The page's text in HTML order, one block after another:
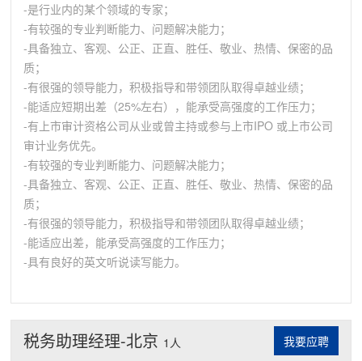
-是行业内的某个领域的专家；
-有较强的专业判断能力、问题解决能力；
-具备独立、客观、公正、正直、胜任、敬业、热情、保密的品
质；
-有很强的领导能力，积极指导和带领团队取得卓越业绩；
-能适应短期出差（25%左右），能承受高强度的工作压力；
-有上市审计资格公司从业或曾主持或参与上市IPO 或上市公司
审计业务优先。
-有较强的专业判断能力、问题解决能力；
-具备独立、客观、公正、正直、胜任、敬业、热情、保密的品
质；
-有很强的领导能力，积极指导和带领团队取得卓越业绩；
-能适应出差，能承受高强度的工作压力；
-具有良好的英文听说读写能力。
税务助理经理-北京 1人 我要应聘